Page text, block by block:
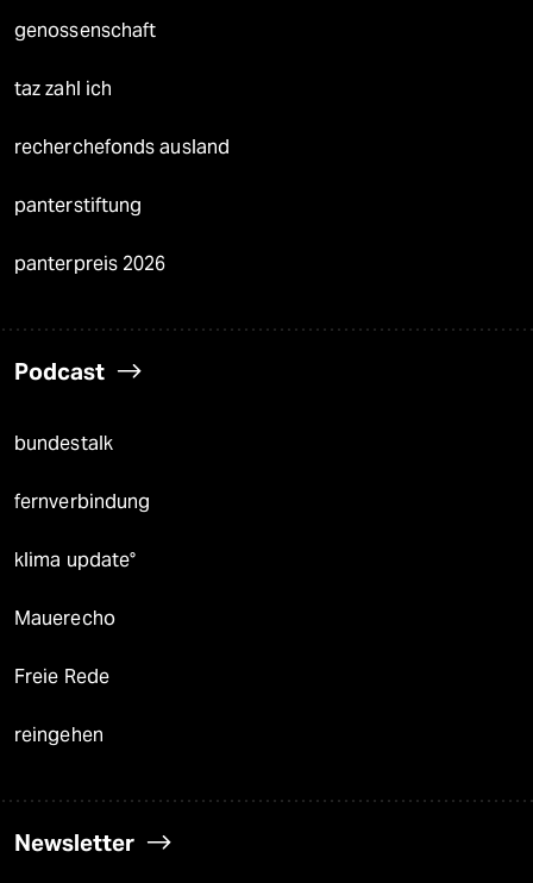
genossenschaft
taz zahl ich
recherchefonds ausland
panterstiftung
panterpreis 2026
Podcast
bundestalk
fernverbindung
klima update°
Mauerecho
Freie Rede
reingehen
Newsletter